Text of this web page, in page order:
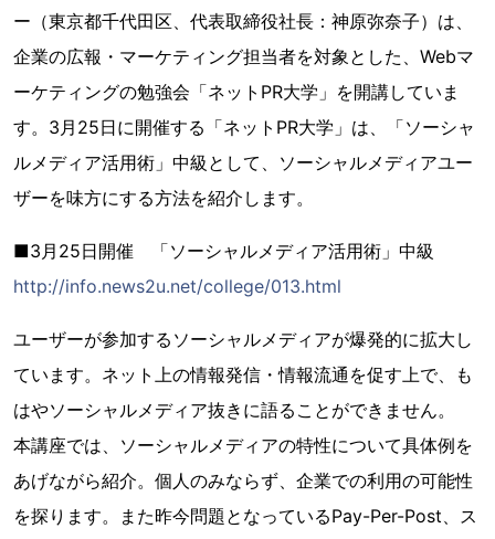
ー（東京都千代田区、代表取締役社長：神原弥奈子）は、
企業の広報・マーケティング担当者を対象とした、Webマ
ーケティングの勉強会「ネットPR大学」を開講していま
す。3月25日に開催する「ネットPR大学」は、「ソーシャ
ルメディア活用術」中級として、ソーシャルメディアユー
ザーを味方にする方法を紹介します。
■3月25日開催 「ソーシャルメディア活用術」中級
http://info.news2u.net/college/013.html
ユーザーが参加するソーシャルメディアが爆発的に拡大し
ています。ネット上の情報発信・情報流通を促す上で、も
はやソーシャルメディア抜きに語ることができません。
本講座では、ソーシャルメディアの特性について具体例を
あげながら紹介。個人のみならず、企業での利用の可能性
を探ります。また昨今問題となっているPay-Per-Post、ス